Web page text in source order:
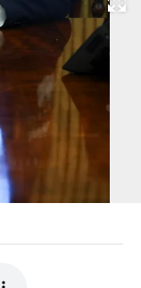
Развернуть